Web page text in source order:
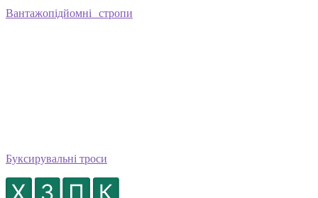
Вантажопідйомні стропи
Буксирувальні троси